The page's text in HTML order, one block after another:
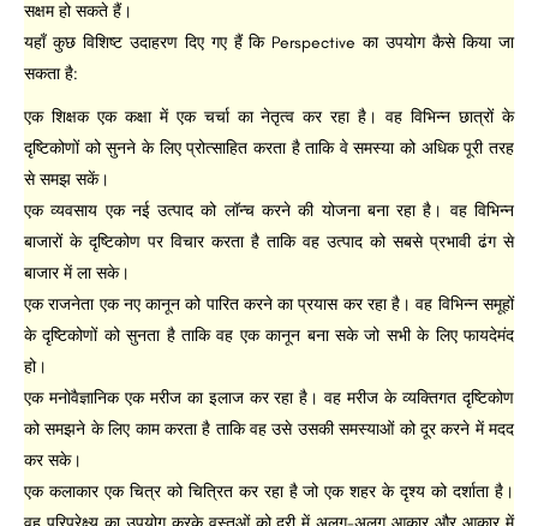
सक्षम हो सकते हैं।
यहाँ कुछ विशिष्ट उदाहरण दिए गए हैं कि Perspective का उपयोग कैसे किया जा
सकता है:
एक शिक्षक एक कक्षा में एक चर्चा का नेतृत्व कर रहा है। वह विभिन्न छात्रों के
दृष्टिकोणों को सुनने के लिए प्रोत्साहित करता है ताकि वे समस्या को अधिक पूरी तरह
से समझ सकें।
एक व्यवसाय एक नई उत्पाद को लॉन्च करने की योजना बना रहा है। वह विभिन्न
बाजारों के दृष्टिकोण पर विचार करता है ताकि वह उत्पाद को सबसे प्रभावी ढंग से
बाजार में ला सके।
एक राजनेता एक नए कानून को पारित करने का प्रयास कर रहा है। वह विभिन्न समूहों
के दृष्टिकोणों को सुनता है ताकि वह एक कानून बना सके जो सभी के लिए फायदेमंद
हो।
एक मनोवैज्ञानिक एक मरीज का इलाज कर रहा है। वह मरीज के व्यक्तिगत दृष्टिकोण
को समझने के लिए काम करता है ताकि वह उसे उसकी समस्याओं को दूर करने में मदद
कर सके।
एक कलाकार एक चित्र को चित्रित कर रहा है जो एक शहर के दृश्य को दर्शाता है।